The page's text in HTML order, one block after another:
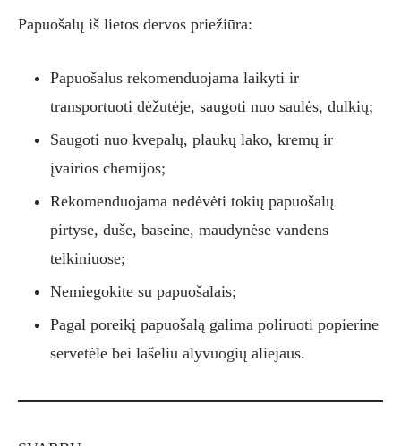
Papuošalų iš lietos dervos priežiūra:
Papuošalus rekomenduojama laikyti ir
transportuoti dėžutėje, saugoti nuo saulės, dulkių;
Saugoti nuo kvepalų, plaukų lako, kremų ir
įvairios chemijos;
Rekomenduojama nedėvėti tokių papuošalų
pirtyse, duše, baseine, maudynėse vandens
telkiniuose;
Nemiegokite su papuošalais;
Pagal poreikį papuošalą galima poliruoti popierine
servetėle bei lašeliu alyvuogių aliejaus.